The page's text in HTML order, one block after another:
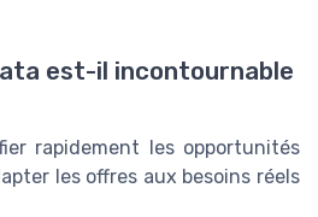
est-il incontournable
rapidement les opportunités
les offres aux besoins réels